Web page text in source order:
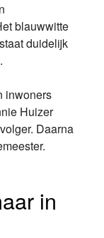
blauwwitte
duidelijk
inwoners
Huizer
Daarna
in